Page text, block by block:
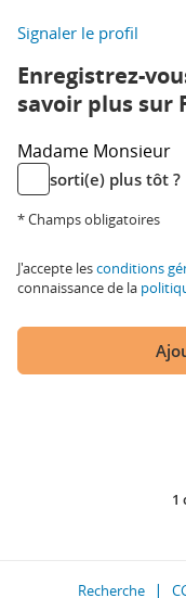
Signaler le profil
Enregistrez-
savoir plus sur
Madame Monsieur
sorti(e) plus tôt ?
* Champs obligatoires
J'accepte lesconditions
connaissance de la
1
Recherche